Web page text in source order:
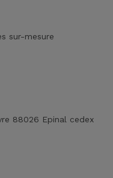
sur-mesure
88026 Epinal cedex